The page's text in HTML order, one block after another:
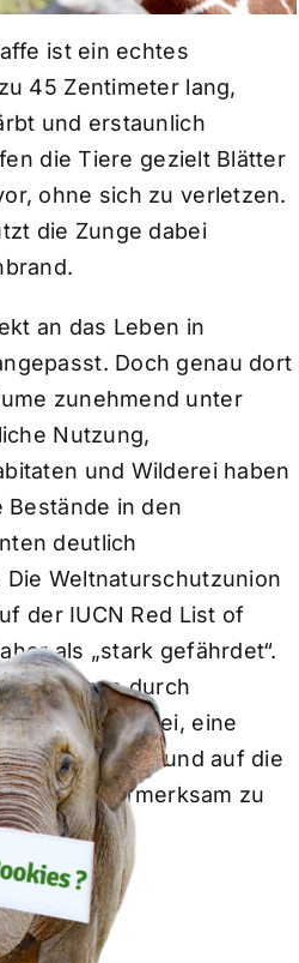
ist ein echtes
45 Zentimeter lang,
und erstaunlich
die Tiere gezielt Blätter
ohne sich zu verletzen.
die Zunge dabei
an das Leben in
Doch genau dort
zunehmend unter
Nutzung,
und Wilderei haben
Bestände in den
deutlich
Weltnaturschutzunion
der IUCN Red List of
als „stark gefährdet“.
tragen durch
dazu bei, eine
zu sichern und auf die
Natur aufmerksam zu